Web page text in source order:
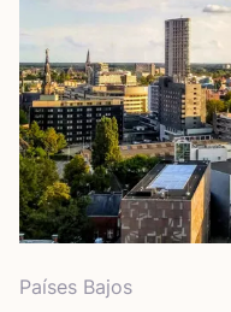
Paí­ses Bajos